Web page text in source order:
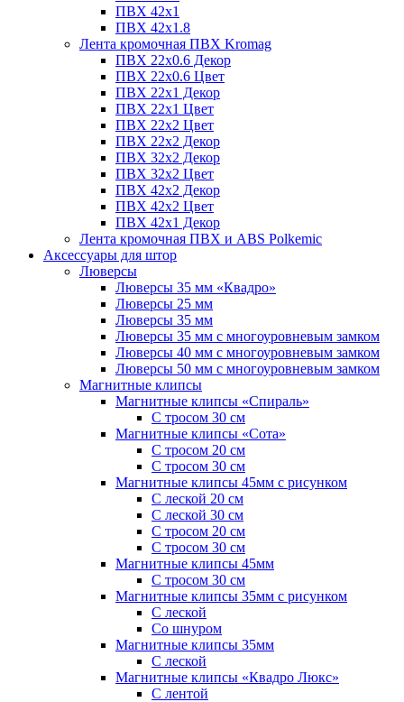
ПВХ 42х1
ПВХ 42х1.8
Лента кромочная ПВХ Kromag
ПВХ 22x0.6 Декор
ПВХ 22x0.6 Цвет
ПВХ 22x1 Декор
ПВХ 22x1 Цвет
ПВХ 22x2 Цвет
ПВХ 22x2 Декор
ПВХ 32x2 Декор
ПВХ 32x2 Цвет
ПВХ 42x2 Декор
ПВХ 42x2 Цвет
ПВХ 42x1 Декор
Лента кромочная ПВХ и ABS Polkemic
Аксессуары для штор
Люверсы
Люверсы 35 мм «Квадро»
Люверсы 25 мм
Люверсы 35 мм
Люверсы 35 мм с многоуровневым замком
Люверсы 40 мм с многоуровневым замком
Люверсы 50 мм с многоуровневым замком
Магнитные клипсы
Магнитные клипсы «Спираль»
С тросом 30 см
Магнитные клипсы «Сота»
С тросом 20 см
С тросом 30 см
Магнитные клипсы 45мм с рисунком
С леской 20 см
С леской 30 см
С тросом 20 см
С тросом 30 см
Магнитные клипсы 45мм
С тросом 30 см
Магнитные клипсы 35мм с рисунком
С леской
Со шнуром
Магнитные клипсы 35мм
С леской
Магнитные клипсы «Квадро Люкс»
С лентой